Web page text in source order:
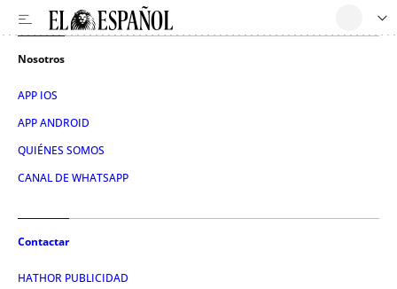
Nosotros
APP IOS
APP ANDROID
QUIÉNES SOMOS
CANAL DE WHATSAPP
Contactar
HATHOR PUBLICIDAD